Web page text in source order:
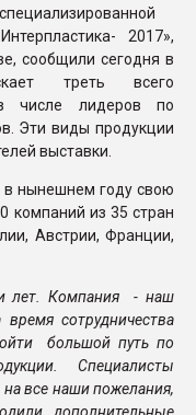
специализированной
2017»,
сообщили сегодня в
треть всего
числе лидеров по
Эти виды продукции
выставки.
в нынешнем году свою
компаний из 35 стран
Австрии, Франции,
лет. Компания - наш
сотрудничества
большой путь по
Специалисты
на все наши пожелания,
дополнительные